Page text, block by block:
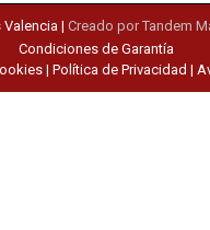
| Creado por Tandem
Condiciones de Garantía
| Política de Privacidad |